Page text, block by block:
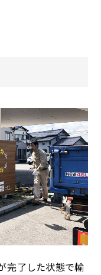
完了した状態で輸